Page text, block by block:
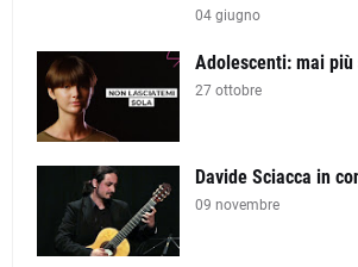
04 giugno
Adolescenti: mai più
27 ottobre
Davide Sciacca in
09 novembre